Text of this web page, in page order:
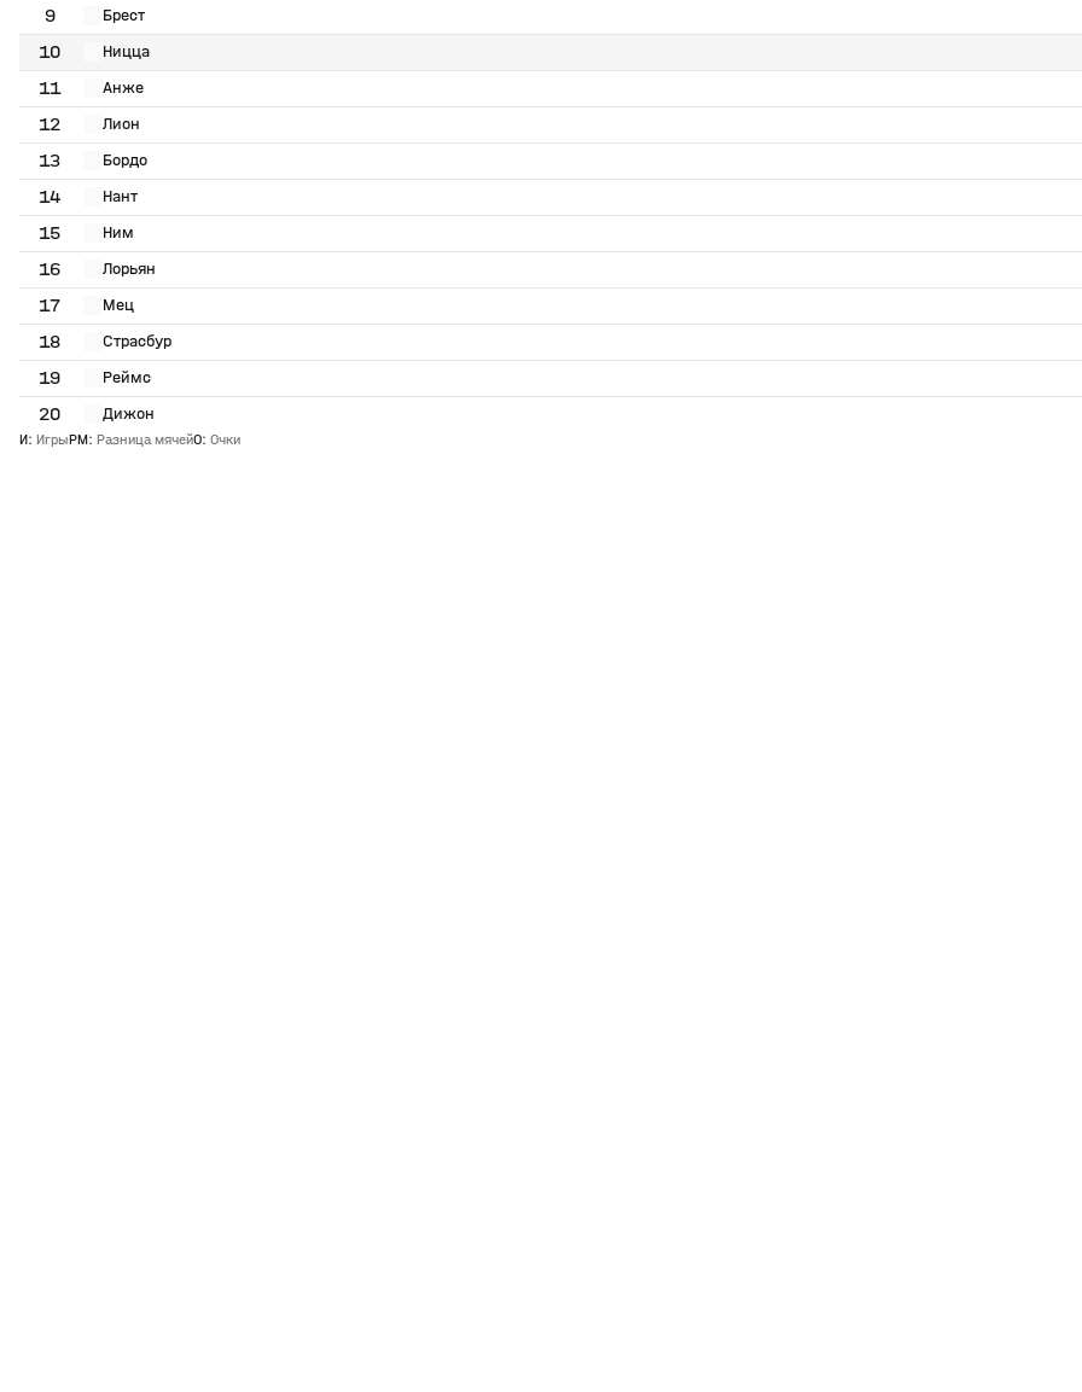
9
Брест
10
Ницца
11
Анже
12
Лион
13
Бордо
14
Нант
15
Ним
16
Лорьян
17
Мец
18
Страсбур
19
Реймс
20
Дижон
И: ИгрыРМ: Разница мячейО: Очки